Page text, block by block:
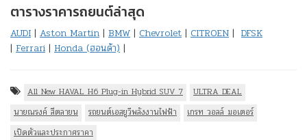
ตารางราคารถยนต์ล่าสุด
AUDI | Aston Martin | BMW | Chevrolet | CITROEN | DFSK
| Ferrari | Honda (ฮอนด้า) |
All New HAVAL H6 Plug-in Hybrid SUV 7
ULTRA DEAL
นายณรงค์ สีตลายน
รถยนต์เอสยูวีพลังงานไฟฟ้า
เกรท วอลล์ มอเตอร์
เปิดตัวและประกาศราคา